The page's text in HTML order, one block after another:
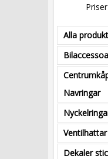
Alla
Navringar
Dekaler